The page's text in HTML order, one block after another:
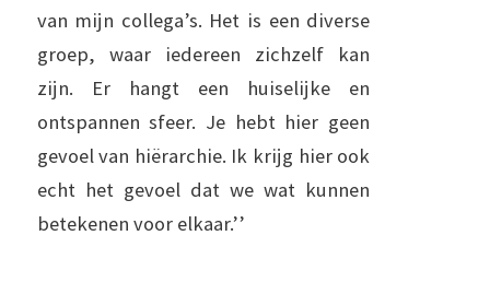
van mijn collega’s. Het is een diverse
groep, waar iedereen zichzelf kan
zijn. Er hangt een huiselijke en
ontspannen sfeer. Je hebt hier geen
gevoel van hiërarchie. Ik krijg hier ook
echt het gevoel dat we wat kunnen
betekenen voor elkaar.’’